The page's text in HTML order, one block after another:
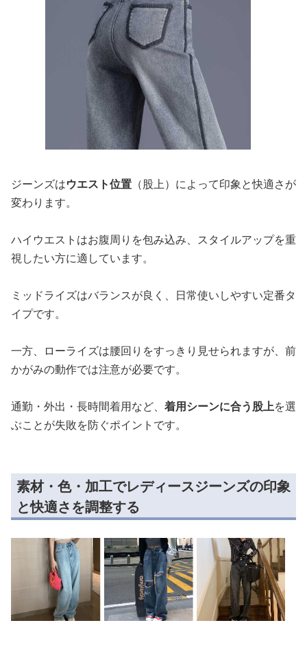
ジーンズはウエスト位置 （股上）によって印象と快適さが
変わります。
ハイウエストはお腹周りを包み込み、スタイルアップを重
視したい方に適しています。
ミッドライズはバランスが良く、日常使いしやすい定番タ
イプです。
一方、ローライズは腰回りをすっきり見せられますが、前
かがみの動作では注意が必要です。
通勤・外出・長時間着用など、 着用シーンに合う股上を選
ぶことが失敗を防ぐポイントです。
素材・色・加工でレディースジーンズの印象
と快適さを調整する